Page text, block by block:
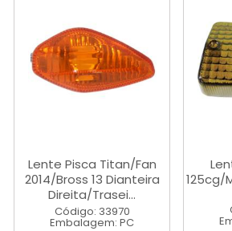
Lente Pisca Titan/Fan
2014/Bross 13 Dianteira
Direita/Trasei...
Código: 33970
Embalagem: PC
125cg/